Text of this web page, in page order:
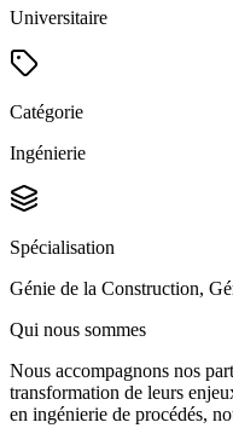
Universitaire
Catégorie
Ingénierie
Spécialisation
Génie de la Construction,
Qui nous sommes
Nous accompagnons nos
transformation de leurs
en ingénierie de procédés,